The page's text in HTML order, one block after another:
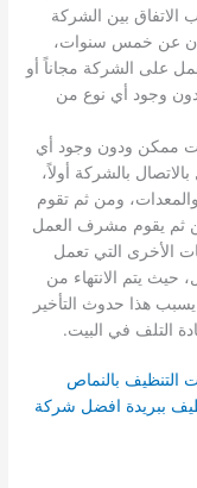
بين الشركة
عن خمس سنوات،
على الشركة مجاناً أو
وجود أي نوع من
ممكن ودون وجود أي
بالشركة أولاً،
والمعدات، ومن ثم تقوم
ثم يقوم مشرف العمل
الأخرى التي تعمل
حيث يتم الانتهاء من
هذا حدوث التأخير
التلف في البيت.
التنظيف بالنماص
ببريدة افضل شركة